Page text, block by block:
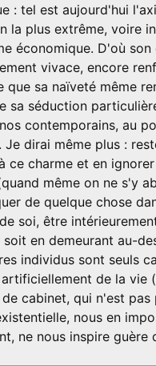
: tel est aujourd'hui
la plus extrême, voire
économique. D'où
vivace, encore
que sa naïveté même
sa séduction
contemporains, au
Je dirai même plus :
ce charme et en
même on ne s'y
de quelque chose
soi, être
soit en demeurant au-
individus sont seuls
de la vie
cabinet, qui n'est pas
nous en
ne nous inspire guère